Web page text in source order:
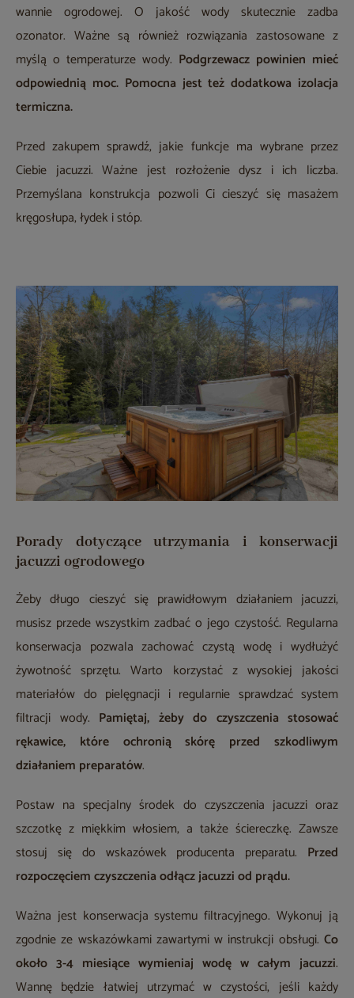
wannie ogrodowej. O jakość wody skutecznie zadba
ozonator. Ważne są również rozwiązania zastosowane z
myślą o temperaturze wody. Podgrzewacz powinien mieć
odpowiednią moc. Pomocna jest też dodatkowa izolacja
termiczna.
Przed zakupem sprawdź, jakie funkcje ma wybrane przez
Ciebie jacuzzi. Ważne jest rozłożenie dysz i ich liczba.
Przemyślana konstrukcja pozwoli Ci cieszyć się masażem
kręgosłupa, łydek i stóp.
Porady dotyczące utrzymania i konserwacji
jacuzzi ogrodowego
Żeby długo cieszyć się prawidłowym działaniem jacuzzi,
musisz przede wszystkim zadbać o jego czystość. Regularna
konserwacja pozwala zachować czystą wodę i wydłużyć
żywotność sprzętu. Warto korzystać z wysokiej jakości
materiałów do pielęgnacji i regularnie sprawdzać system
filtracji wody. Pamiętaj, żeby do czyszczenia stosować
rękawice, które ochronią skórę przed szkodliwym
działaniem preparatów.
Postaw na specjalny środek do czyszczenia jacuzzi oraz
szczotkę z miękkim włosiem, a także ściereczkę. Zawsze
stosuj się do wskazówek producenta preparatu. Przed
rozpoczęciem czyszczenia odłącz jacuzzi od prądu.
Ważna jest konserwacja systemu filtracyjnego. Wykonuj ją
zgodnie ze wskazówkami zawartymi w instrukcji obsługi. Co
około 3-4 miesiące wymieniaj wodę w całym jacuzzi.
Wannę będzie łatwiej utrzymać w czystości, jeśli każdy